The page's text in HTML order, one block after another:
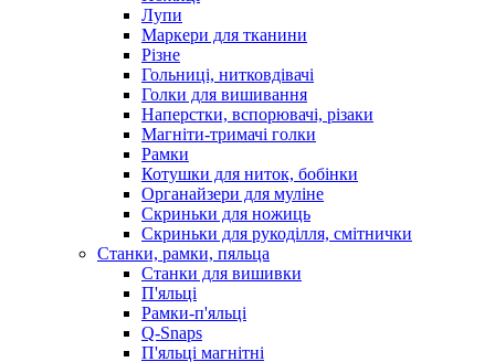
Лупи
Маркери для тканини
Різне
Гольниці, нитковдівачі
Голки для вишивання
Наперстки, вспорювачі, різаки
Магніти-тримачі голки
Рамки
Котушки для ниток, бобінки
Органайзери для муліне
Скриньки для ножиць
Скриньки для рукоділля, смітнички
Станки, рамки, пяльца
Станки для вишивки
П'яльці
Рамки-п'яльці
Q-Snaps
П'яльці магнітні